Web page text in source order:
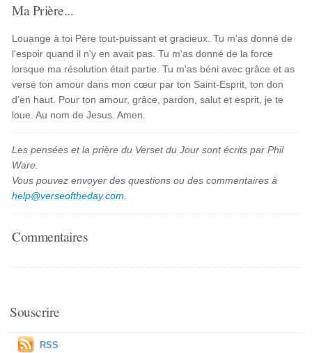
Ma Prière...
Louange à toi Père tout-puissant et gracieux. Tu m'as donné de
l'espoir quand il n'y en avait pas. Tu m'as donné de la force
lorsque ma résolution était partie. Tu m'as béni avec grâce et as
versé ton amour dans mon cœur par ton Saint-Esprit, ton don
d'en haut. Pour ton amour, grâce, pardon, salut et esprit, je te
loue. Au nom de Jesus. Amen.
Les pensées et la prière du Verset du Jour sont écrits par Phil
Ware.
Vous pouvez envoyer des questions ou des commentaires à
help@verseoftheday.com
Commentaires
Souscrire
RSS